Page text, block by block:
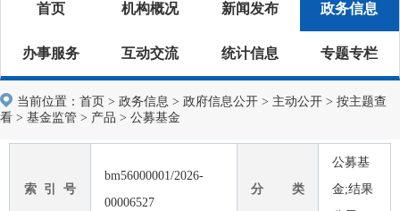
首页 机构概况 新闻发布 政务信息
办事服务 互动交流 统计信息 专题专栏
当前位置： 首页 > 政务信息 > 政府信息公开 > 主动公开 > 按主题查
看 > 基金监管 > 产品 > 公募基金
索 引 号
bm56000001/2026-
00006527
分 类
公募基
金;结果